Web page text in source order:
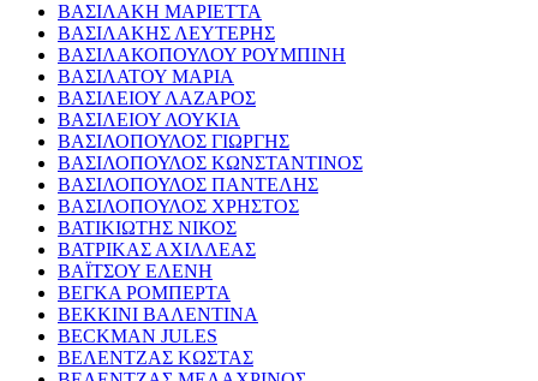
ΒΑΣΙΛΑΚΗ ΜΑΡΙΕΤΤΑ
ΒΑΣΙΛΑΚΗΣ ΛΕΥΤΕΡΗΣ
ΒΑΣΙΛΑΚΟΠΟΥΛΟΥ ΡΟΥΜΠΙΝΗ
ΒΑΣΙΛΑΤΟΥ ΜΑΡΙΑ
ΒΑΣΙΛΕΙΟΥ ΛΑΖΑΡΟΣ
ΒΑΣΙΛΕΙΟΥ ΛΟΥΚΙΑ
ΒΑΣΙΛΟΠΟΥΛΟΣ ΓΙΩΡΓΗΣ
ΒΑΣΙΛΟΠΟΥΛΟΣ ΚΩΝΣΤΑΝΤΙΝΟΣ
ΒΑΣΙΛΟΠΟΥΛΟΣ ΠΑΝΤΕΛΗΣ
ΒΑΣΙΛΟΠΟΥΛΟΣ ΧΡΗΣΤΟΣ
ΒΑΤΙΚΙΩΤΗΣ ΝΙΚΟΣ
ΒΑΤΡΙΚΑΣ ΑΧΙΛΛΕΑΣ
ΒΑΪΤΣΟΥ ΕΛΕΝΗ
ΒΕΓΚΑ ΡΟΜΠΕΡΤΑ
ΒΕΚΚΙΝΙ ΒΑΛΕΝΤΙΝΑ
BECKMAN JULES
ΒΕΛΕΝΤΖΑΣ ΚΩΣΤΑΣ